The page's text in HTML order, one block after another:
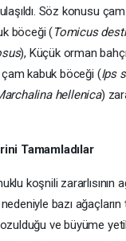
Söz konusu
böceği (Tomicus
), Küçük orman
çam kabuk böceği (Ips
hellenica)
Tamamladılar
koşnili zararlısının
bazı
ve büyüme